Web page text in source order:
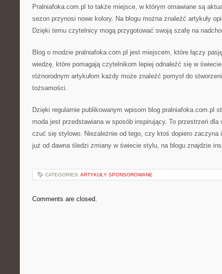
Pralniafoka.com.pl to także miejsce, w którym omawiane są
sezon przynosi nowe kolory. Na blogu można znaleźć artykuły
Dzięki temu czytelnicy mogą przygotować swoją szafę na
Blog o modzie pralniafoka.com.pl jest miejscem, które łączy
wiedzę, które pomagają czytelnikom lepiej odnaleźć się w
różnorodnym artykułom każdy może znaleźć pomysł do
tożsamości.
Dzięki regularnie publikowanym wpisom blog pralniafoka.com.pl
moda jest przedstawiana w sposób inspirujący. To przestrzeń
czuć się stylowo. Niezależnie od tego, czy ktoś dopiero zaczyna
już od dawna śledzi zmiany w świecie stylu, na blogu znajdzie
CATEGORIES: ARTYKUŁY SPONSOROWANE
Comments are closed.